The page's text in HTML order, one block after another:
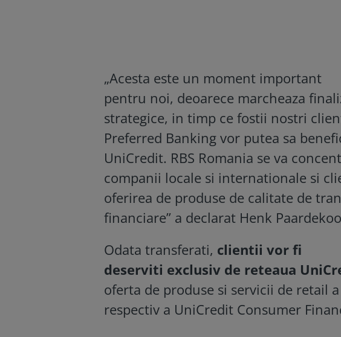
„Acesta este un moment important
pentru noi, deoarece marcheaza
strategice, in timp ce fostii nostri
Preferred Banking vor putea sa
UniCredit. RBS Romania se va
companii locale si internationale si
oferirea de produse de calitate de
financiare” a declarat Henk
Odata transferati, clientii vor fi
deserviti exclusiv de reteaua
oferta de produse si servicii de retail
respectiv a UniCredit Consumer